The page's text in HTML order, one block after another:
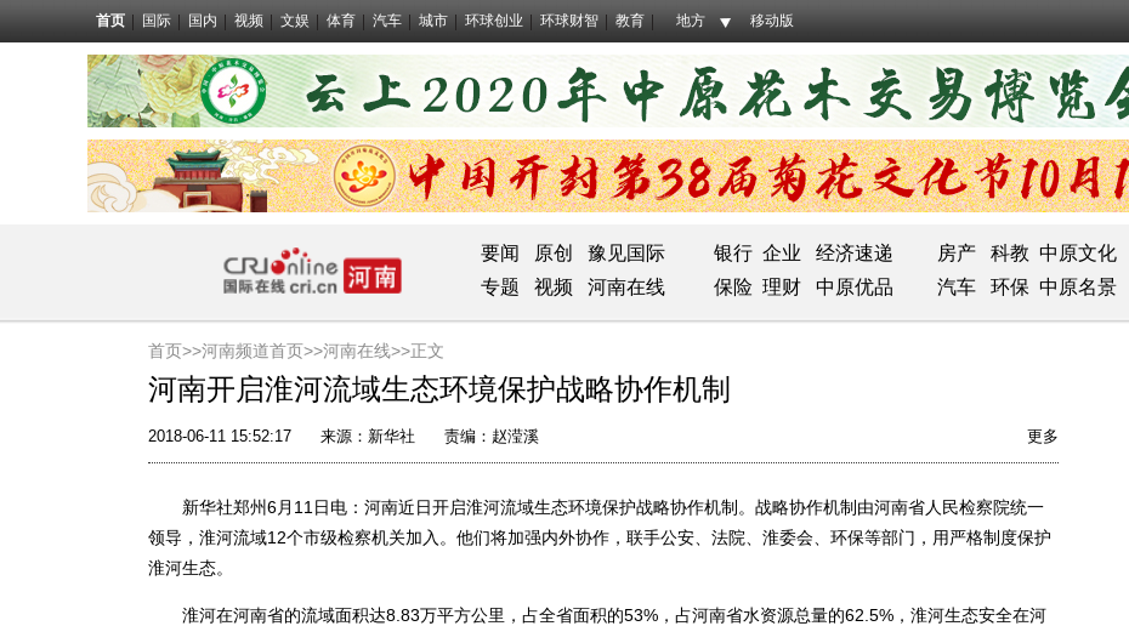
首页 国际 国内 视频 文娱 体育 汽车 城市 环球创业 环球财智 教育 地方 移动版
要闻 原创 豫见国际 银行 企业 经济速递 房产 科教 中原文化
专题
视频 河南在线 保险 理财 中原优品 汽车 环保 中原名景
首页>>河南频道首页>>河南在线>>正文
河南开启淮河流域生态环境保护战略协作机制
2018-06-11 15:52:17 来源： 新华社 责编：赵滢溪 更多
新华社郑州6月11日电：河南近日开启淮河流域生态环境保护战略协作机制。战略协作机制由河南省人民检察院统一
领导，淮河流域12个市级检察机关加入。他们将加强内外协作，联手公安、法院、淮委会、环保等部门，用严格制度保护
淮河生态。
淮河在河南省的流域面积达8.83万平方公里，占全省面积的53%，占河南省水资源总量的62.5%，淮河生态安全在河